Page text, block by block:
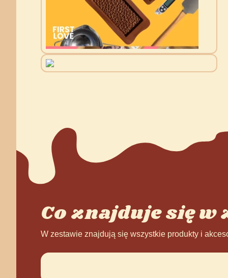
Co znajduje się w
W zestawie znajdują się wszystkie produkty i